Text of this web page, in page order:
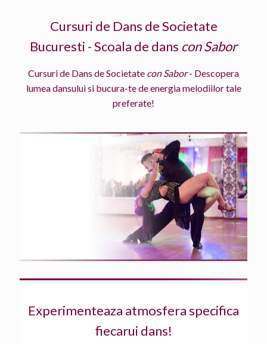
Cursuri de Dans de Societate
Bucuresti - Scoala de dans con Sabor
Cursuri de Dans de Societate con Sabor- Descopera
lumea dansului si bucura-te de energia melodiilor tale
preferate!
Experimenteaza atmosfera specifica
fiecarui dans!